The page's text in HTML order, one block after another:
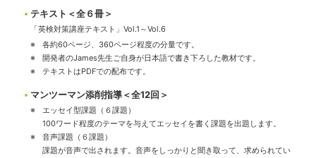
テキスト＜全６冊＞
「英検対策講座テキスト」Vol.1～Vol.6
各約60ページ、360ページ程度の分量です。
開発者のJames先生ご自身が日本語で書き下ろした教材です。
テキストはPDFでの配布です。
マンツーマン添削指導＜全12回＞
エッセイ型課題（６課題）
100ワード程度のテーマを与えてエッセイを書く課題を出題します。
音声課題（６課題）
課題が音声で出されます。音声をしっかりと聞き取って、求められてい